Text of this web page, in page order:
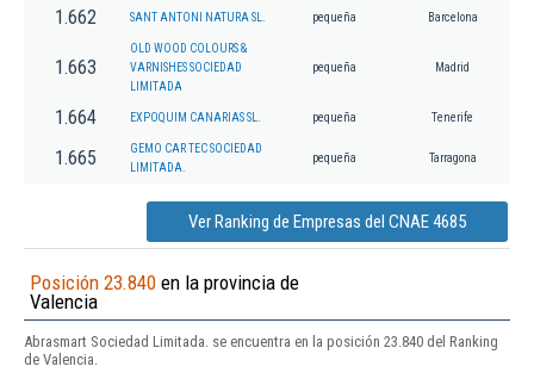
1.662 SANT ANTONI NATURA SL. pequeña Barcelona
1.663
OLD WOOD COLOURS &
VARNISHES SOCIEDAD
LIMITADA
pequeña Madrid
1.664 EXPOQUIM CANARIAS SL. pequeña Tenerife
1.665
GEMO CAR TEC SOCIEDAD
LIMITADA.
pequeña Tarragona
Ver Ranking de Empresas del CNAE 4685
Posición 23.840 en la provincia de
Valencia
Abrasmart Sociedad Limitada. se encuentra en la posición 23.840 del Ranking
de Valencia.